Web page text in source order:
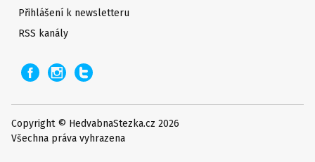
Přihlášení k newsletteru
RSS kanály
Copyright © HedvabnaStezka.cz 2026
Všechna práva vyhrazena